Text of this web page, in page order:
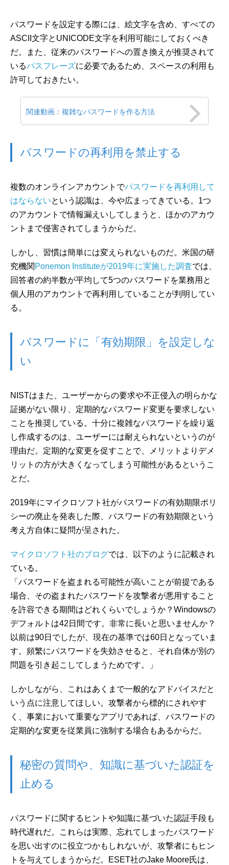
パスワードを設定する際には、絵文字を含め、すべての
ASCII文字とUNICODE文字を利用可能にしておくべき
だ。また、従来のパスワードへの置き換えが推奨されて
いるパスフレーズに必要であるため、スペースの利用も
許可しておきたい。
関連動画：複雑なパスワードを作る方法
パスワードの再利用を禁止する
複数のオンラインアカウントでパスワードを再利用して
はならないという認識は、今や広まってきている。1つ
のアカウントで情報漏えいしてしまうと、ほかのアカウ
ントまで侵害されてしまうからだ。
しかし、習慣は簡単には変えられないものだ。米国の研
究機関 Ponemon Instituteが2019年に実施した調査では、
回答者の約半数が平均して5つのパスワードを業務用と
個人用のアカウントで再利用していることが判明してい
る。
パスワードに「有効期限」を設定しな
い
NISTはまた、ユーザーからの要求や不正侵入の明らかな
証拠がない限り、定期的なパスワード変更を要求しない
ことを推奨している。十分に複雑なパスワードを繰り返
し作成するのは、ユーザーには耐えられないというのが
理由だ。定期的な変更を促すことで、メリットよりデメ
リットの方が大きくなってしまう可能性があるというこ
とだ。
2019年にマイクロソフト社がパスワードの有効期限ポリ
シーの廃止を発表した際、パスワードの有効期限という
考え方自体に疑問が呈された。
マイクロソフト社のブログでは、以下のように記載され
ている。
「パスワードを盗まれる可能性が高いことが前提である
場合、その盗まれたパスワードを攻撃者が悪用すること
を許容できる期間はどれくらいでしょうか？Windowsの
デフォルトは42日間です。非常に長いと思いませんか？
以前は90日でしたが、現在の基準では60日となっていま
す。頻繁にパスワードを失効させると、それ自体が別の
問題を引き起こしてしまうためです。」
しかしながら、これはあくまで一般的なアドバイスだと
いう点に注意してほしい。攻撃者から標的にされやす
く、事業において重要なアプリであれば、パスワードの
定期的な変更を従業員に強制する場合もあるからだ。
秘密の質問や、知識に基づいた認証を
止める
パスワードに関するヒントや知識に基づいた認証手段も
時代遅れだ。これらは実際、忘れてしまったパスワード
を思い出すのに役立つかもしれないが、攻撃者にもヒン
トを与えてしまうからだ。ESET社のJake Moore氏は、